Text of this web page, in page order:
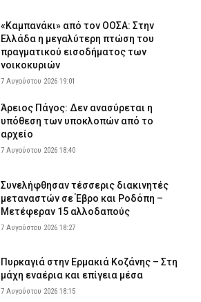
«Καμπανάκι» από τον ΟΟΣΑ: Στην
Ελλάδα η μεγαλύτερη πτώση του
πραγματικού εισοδήματος των
νοικοκυριών
7 Αυγούστου 2026 19:01
Άρειος Πάγος: Δεν ανασύρεται η
υπόθεση των υποκλοπών από το
αρχείο
7 Αυγούστου 2026 18:40
Συνελήφθησαν τέσσερις διακινητές
μεταναστών σε Έβρο και Ροδόπη –
Μετέφεραν 15 αλλοδαπούς
7 Αυγούστου 2026 18:27
Πυρκαγιά στην Ερμακιά Κοζάνης – Στη
μάχη εναέρια και επίγεια μέσα
7 Αυγούστου 2026 18:15